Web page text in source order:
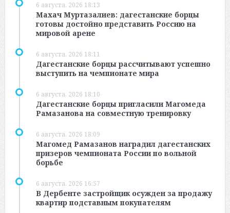
6 августа, 2026 18:13
Махач Муртазалиев: дагестанские борцы
готовы достойно представить Россию на
мировой арене
6 августа, 2026 18:11
Дагестанские борцы рассчитывают успешно
выступить на чемпионате мира
6 августа, 2026 18:10
Дагестанские борцы пригласили Магомеда
Рамазанова на совместную тренировку
6 августа, 2026 18:09
Магомед Рамазанов наградил дагестанских
призеров чемпионата России по вольной
борьбе
6 августа, 2026 16:57
В Дербенте застройщик осужден за продажу
квартир подставным покупателям